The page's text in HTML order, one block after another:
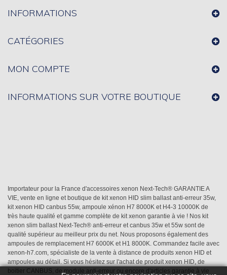
INFORMATIONS
Importateur pour la France d'accessoires xenon Next-Tech® GARANTIE A
VIE, vente en ligne et boutique de kit xenon HID slim ballast anti-erreur 35w,
kit xenon HID canbus 55w, ampoule xénon H7 8000K et H4-3 10000K de
très haute qualité et gamme complète de kit xenon garantie à vie ! Nos kit
xenon slim ballast Next-Tech® anti-erreur et canbus 35w et 55w sont de
qualité supérieur au meilleur prix du net. Nous proposons également des
ampoules de remplacement H7 6000K et H1 8000K. Commandez facile avec
xenon-h7.com, spécialiste de la vente à distance de produits xenon HID et
ampoules au détail. Si vous hésitez sur l'achat de produit xenon HID, de
boitier CANBUS, de module anti-erreur ou encore d'articles garantie à vie
CATÉGORIES
MON COMPTE
INFORMATIONS SUR VOTRE BOUTIQUE